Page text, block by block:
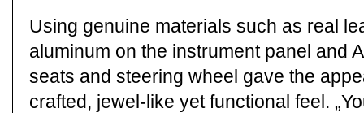
Using genuine materials such as real
aluminum on the instrument panel and
seats and steering wheel gave the
crafted, jewel-like yet functional feel.